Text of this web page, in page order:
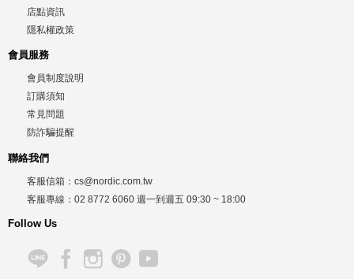
店點資訊
隱私權政策
會員服務
會員制度說明
訂購須知
常見問題
防詐騙提醒
聯絡我們
客服信箱： cs@nordic.com.tw
客服專線： 02 8772 6060 週一到週五 09:30 ~ 18:00
Follow Us